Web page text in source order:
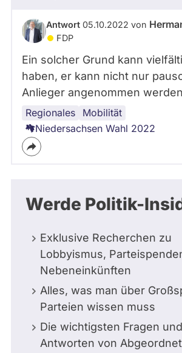
Antwort 05.10.2022 von
FDP
Ein solcher Grund kann
haben, er kann nicht nur
Anlieger angenommen
Regionales Mobilität
Niedersachsen
Verkehrspolitik
Güterverkehr
Niedersachsen Wahl 2022
Werde Politik-
Exklusive Recherchen zu
Lobbyismus,
Nebeneinkünften
Alles, was man über
Parteien wissen muss
Die wichtigsten Fragen und
Antworten von